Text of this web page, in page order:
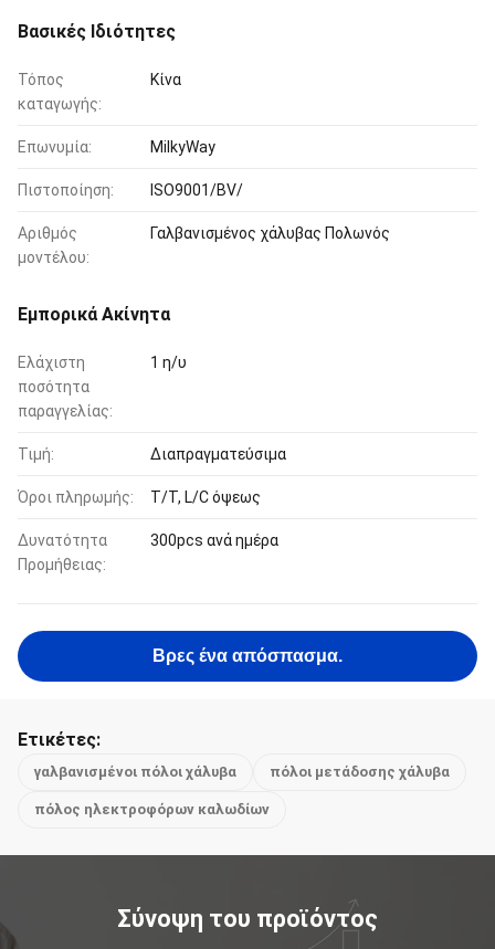
Βασικές Ιδιότητες
Τόπος
καταγωγής:
Κίνα
Επωνυμία: MilkyWay
Πιστοποίηση: ISO9001/BV/
Αριθμός
μοντέλου:
Γαλβανισμένος χάλυβας Πολωνός
Εμπορικά Ακίνητα
Ελάχιστη
ποσότητα
παραγγελίας:
1 η/υ
Τιμή: Διαπραγματεύσιμα
Όροι πληρωμής: T/T, L/C όψεως
Δυνατότητα
Προμήθειας:
300pcs ανά ημέρα
Βρες ένα απόσπασμα.
Ετικέτες:
γαλβανισμένοι πόλοι χάλυβα πόλοι μετάδοσης χάλυβα
πόλος ηλεκτροφόρων καλωδίων
Σύνοψη του προϊόντος